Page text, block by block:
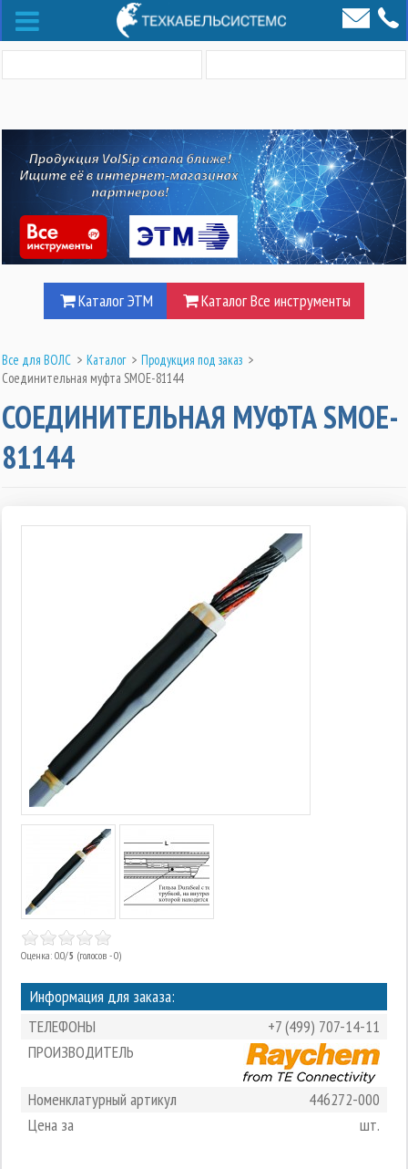
Каталог ЭТМ Каталог Все инструменты
Все для ВОЛС > Каталог > Продукция под заказ >
Соединительная муфта SMOE-81144
СОЕДИНИТЕЛЬНАЯ МУФТА SMOE-
81144
Оценка: 0.0/5 (голосов - 0)
Информация для заказа:
ТЕЛЕФОНЫ
+7 (499) 707-14-11
ПРОИЗВОДИТЕЛЬ
Номенклатурный артикул
446272-000
Цена за
шт.